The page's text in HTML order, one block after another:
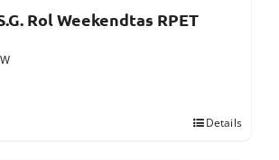
Rol Weekendtas RPET
Details